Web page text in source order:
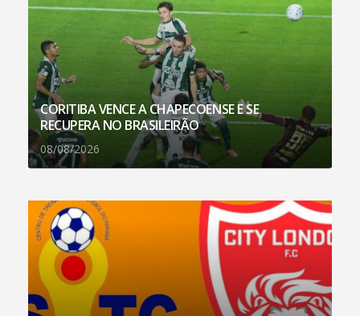
CORITIBA VENCE A CHAPECOENSE E SE
RECUPERA NO BRASILEIRÃO
08/08/2026